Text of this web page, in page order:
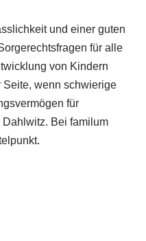
und einer guten
für alle
von Kindern
Seite, wenn schwierige
für
Bei familum